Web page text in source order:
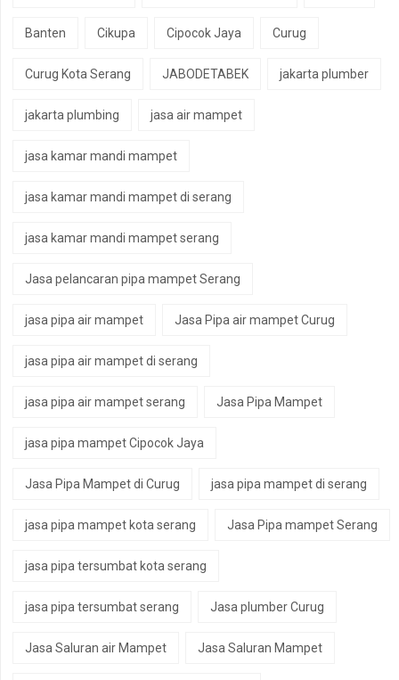
Banten Cikupa Cipocok Jaya Curug
Curug Kota Serang JABODETABEK jakarta plumber
jakarta plumbing jasa air mampet
jasa kamar mandi mampet
jasa kamar mandi mampet di serang
jasa kamar mandi mampet serang
Jasa pelancaran pipa mampet Serang
jasa pipa air mampet Jasa Pipa air mampet Curug
jasa pipa air mampet di serang
jasa pipa air mampet serang Jasa Pipa Mampet
jasa pipa mampet Cipocok Jaya
Jasa Pipa Mampet di Curug jasa pipa mampet di serang
jasa pipa mampet kota serang Jasa Pipa mampet Serang
jasa pipa tersumbat kota serang
jasa pipa tersumbat serang Jasa plumber Curug
Jasa Saluran air Mampet Jasa Saluran Mampet